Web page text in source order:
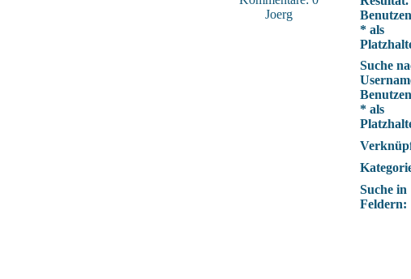
Joerg
* als
Suche
* als
Suche in
Feldern: